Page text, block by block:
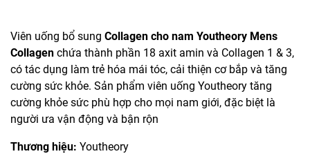
Viên uống bổ sung Collagen cho nam Youtheory Mens
Collagen chứa thành phần 18 axit amin và Collagen 1 & 3,
có tác dụng làm trẻ hóa mái tóc, cải thiện cơ bắp và tăng
cường sức khỏe. Sản phẩm viên uống Youtheory tăng
cường khỏe sức phù hợp cho mọi nam giới, đặc biệt là
người ưa vận động và bận rộn
Thương hiệu: Youtheory